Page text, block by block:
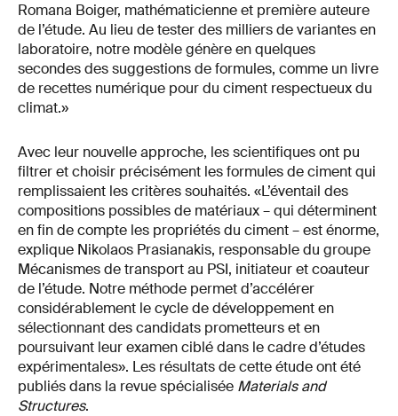
Romana Boiger, mathématicienne et première auteure
de l’étude. Au lieu de tester des milliers de variantes en
laboratoire, notre modèle génère en quelques
secondes des suggestions de formules, comme un livre
de recettes numérique pour du ciment respectueux du
climat.»
Avec leur nouvelle approche, les scientifiques ont pu
filtrer et choisir précisément les formules de ciment qui
remplissaient les critères souhaités. «L’éventail des
compositions possibles de matériaux – qui déterminent
en fin de compte les propriétés du ciment – est énorme,
explique Nikolaos Prasianakis, responsable du groupe
Mécanismes de transport au PSI, initiateur et coauteur
de l’étude. Notre méthode permet d’accélérer
considérablement le cycle de développement en
sélectionnant des candidats prometteurs et en
poursuivant leur examen ciblé dans le cadre d’études
expérimentales». Les résultats de cette étude ont été
publiés dans la revue spécialisée Materials and
Structures.